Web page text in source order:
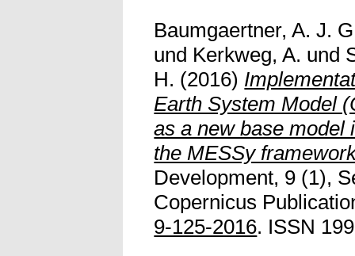
Baumgaertner, A. J.
und Kerkweg, A. und
H. (2016)
Earth System Model
as a new base model
the MESSy
Development, 9 (1),
Copernicus
9-125-2016. ISSN